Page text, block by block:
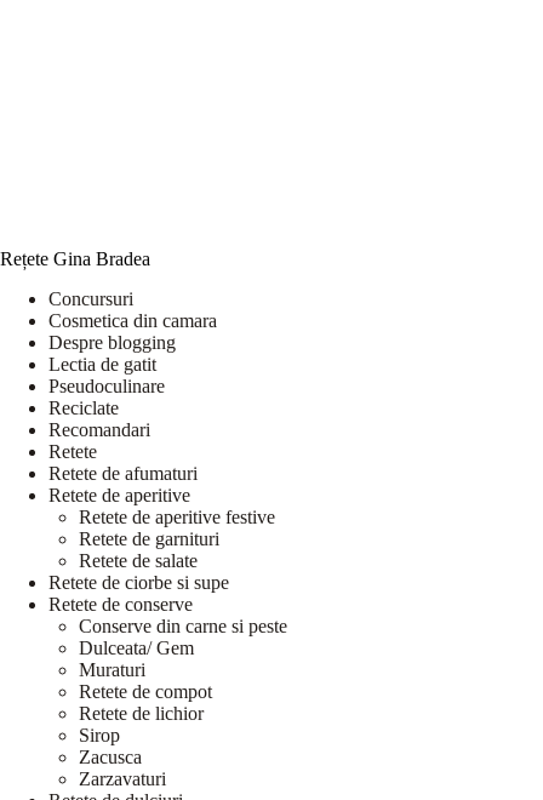
Rețete Gina Bradea
Concursuri
Cosmetica din camara
Despre blogging
Lectia de gatit
Pseudoculinare
Reciclate
Recomandari
Retete
Retete de afumaturi
Retete de aperitive
Retete de aperitive festive
Retete de garnituri
Retete de salate
Retete de ciorbe si supe
Retete de conserve
Conserve din carne si peste
Dulceata/ Gem
Muraturi
Retete de compot
Retete de lichior
Sirop
Zacusca
Zarzavaturi